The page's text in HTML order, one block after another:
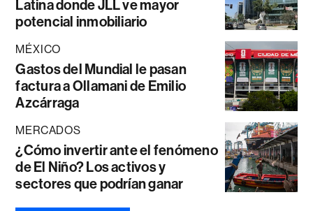
Latina donde JLL ve mayor
potencial inmobiliario
MÉXICO
Gastos del Mundial le pasan
factura a Ollamani de Emilio
Azcárraga
MERCADOS
¿Cómo invertir ante el fenómeno
de El Niño? Los activos y
sectores que podrían ganar